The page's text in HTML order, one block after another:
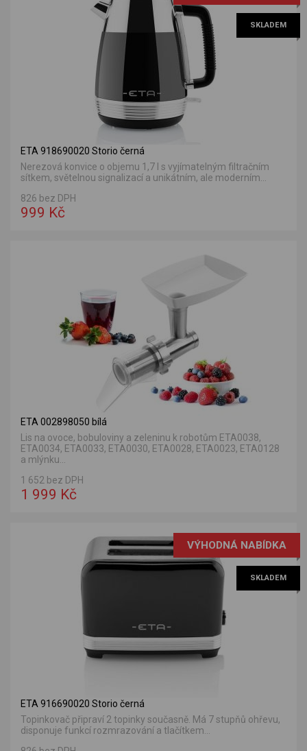
SKLADEM
ETA 918690020 Storio černá
Nerezová konvice o objemu 1,7 l s vyjímatelným filtračním
sítkem, světelnou signalizací a unikátním, ale moderním...
826 bez DPH
999 Kč
ETA 002898050 bílá
Lis na ovoce, bobuloviny a zeleninu k robotům ETA0038,
ETA0034, ETA0033, ETA0030, ETA0028, ETA0023, ETA0128
a mlýnku...
1 652 bez DPH
1 999 Kč
VÝHODNÁ NABÍDKA
SKLADEM
ETA 916690020 Storio černá
Topinkovač připraví 2 topinky současně. Má 7 stupňů ohřevu,
disponuje funkcí rozmrazování a tlačítkem...